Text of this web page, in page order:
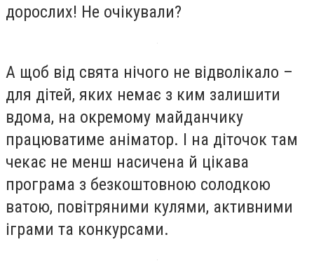
дорослих! Не очікували?
А щоб від свята нічого не відволікало –
для дітей, яких немає з ким залишити
вдома, на окремому майданчику
працюватиме аніматор. І на діточок там
чекає не менш насичена й цікава
програма з безкоштовною солодкою
ватою, повітряними кулями, активними
іграми та конкурсами.